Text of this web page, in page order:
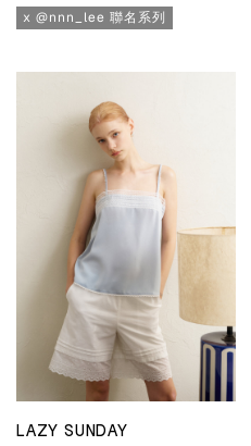
x @nnn_lee 聯名系列
LAZY SUNDAY